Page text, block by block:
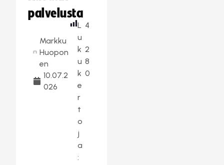
palvelusta
Markku
Huopon
en
10.07.2
026
L
u
k
u
k
e
r
t
o
j
a
:
4
2
8
0